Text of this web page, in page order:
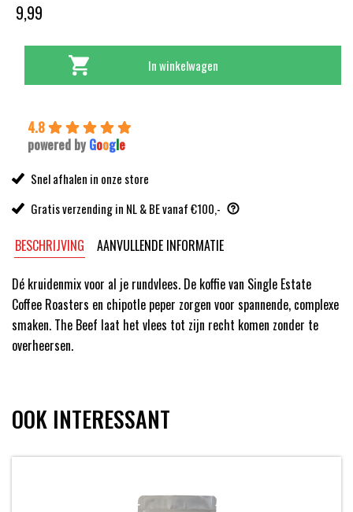
9,99
In winkelwagen
4.8
powered by Google
Snel afhalen in onze store
Gratis verzending in NL & BE vanaf €100,-
BESCHRIJVING AANVULLENDE INFORMATIE
Dé kruidenmix voor al je rundvlees. De koffie van Single Estate
Coffee Roasters en chipotle peper zorgen voor spannende, complexe
smaken. The Beef laat het vlees tot zijn recht komen zonder te
overheersen.
OOK INTERESSANT